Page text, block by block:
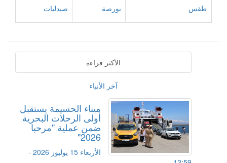
طقس بورصة صيدليات
الأكثر قراءة
آخر الأنباء
ميناء الحسيمة يستقبل
أولى الرحلات البحرية
ضمن عملية "مرحبا
2026"
الأربعاء 15 يوليوز 2026 -